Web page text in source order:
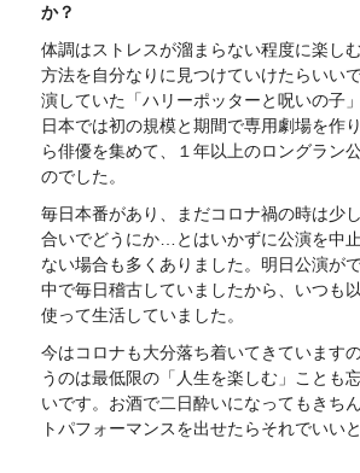
か？
体調はストレスが溜まらない程度に楽し
方法を自分なりに見つけていけたらいい
演していた「ハリーポッターと呪いの子
日本では初の規模と期間で専用劇場を作
ら俳優を集めて、１年以上のロングラン
のでした。
毎日本番があり、まだコロナ禍の時は少
合いでどうにか…とはいかずに公演を中
ない場合も多くありました。明日公演が
中で毎日稽古していましたから、いつも
使って生活していました。
今はコロナも大分落ち着いてきています
うのは最低限の「人生を楽しむ」ことも
いです。お酒で二日酔いになってもきち
トパフォーマンスを出せたらそれでいい